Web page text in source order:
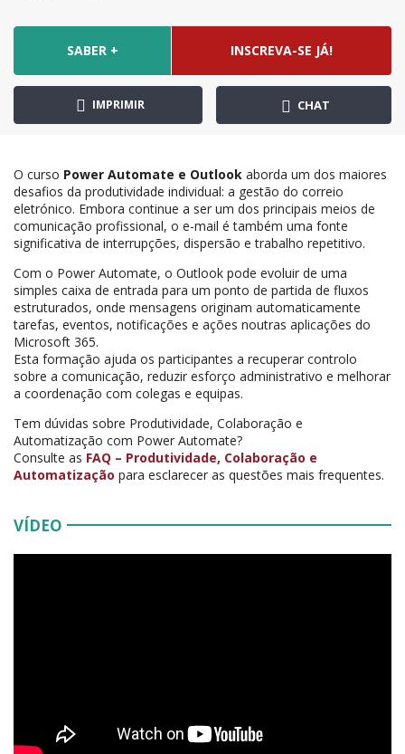
SABER + INSCREVA-SE JÁ!
IMPRIMIR CHAT
O curso Power Automate e Outlook aborda um dos maiores
desafios da produtividade individual: a gestão do correio
eletrónico. Embora continue a ser um dos principais meios de
comunicação profissional, o e-mail é também uma fonte
significativa de interrupções, dispersão e trabalho repetitivo.
Com o Power Automate, o Outlook pode evoluir de uma
simples caixa de entrada para um ponto de partida de fluxos
estruturados, onde mensagens originam automaticamente
tarefas, eventos, notificações e ações noutras aplicações do
Microsoft 365.
Esta formação ajuda os participantes a recuperar controlo
sobre a comunicação, reduzir esforço administrativo e melhorar
a coordenação com colegas e equipas.
Tem dúvidas sobre Produtividade, Colaboração e
Automatização com Power Automate?
Consulte as FAQ – Produtividade, Colaboração e
Automatização para esclarecer as questões mais frequentes.
VÍDEO